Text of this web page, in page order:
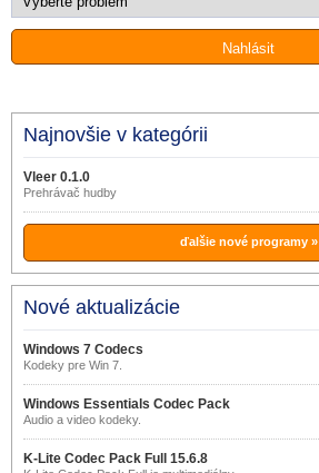
Najnovšie v kategórii
Vleer 0.1.0
Prehrávač hudby
ďalšie nové programy »
Nové aktualizácie
Windows 7 Codecs
Kodeky pre Win 7.
Windows Essentials Codec Pack
4.5
Audio a video kodeky.
K-Lite Codec Pack Full 15.6.8